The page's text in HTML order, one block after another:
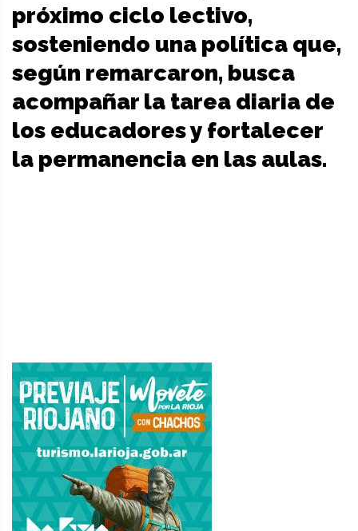
próximo ciclo lectivo,
sosteniendo una política que,
según remarcaron, busca
acompañar la tarea diaria de
los educadores y fortalecer
la permanencia en las aulas.